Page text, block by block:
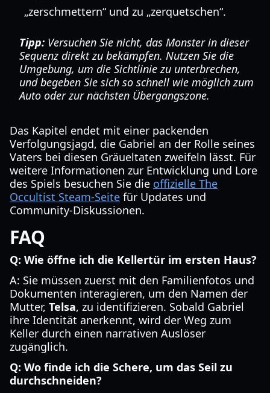
„zerschmettern“ und zu „zerquetschen“.
Tipp: Versuchen Sie nicht, das Monster in dieser
Sequenz direkt zu bekämpfen. Nutzen Sie die
Umgebung, um die Sichtlinie zu unterbrechen,
und begeben Sie sich so schnell wie möglich zum
Auto oder zur nächsten Übergangszone.
Das Kapitel endet mit einer packenden
Verfolgungsjagd, die Gabriel an der Rolle seines
Vaters bei diesen Gräueltaten zweifeln lässt. Für
weitere Informationen zur Entwicklung und Lore
des Spiels besuchen Sie die offizielle The
Occultist Steam-Seite für Updates und
Community-Diskussionen.
FAQ
Q: Wie öffne ich die Kellertür im ersten Haus?
A: Sie müssen zuerst mit den Familienfotos und
Dokumenten interagieren, um den Namen der
Mutter, Telsa, zu identifizieren. Sobald Gabriel
ihre Identität anerkennt, wird der Weg zum
Keller durch einen narrativen Auslöser
zugänglich.
Q: Wo finde ich die Schere, um das Seil zu
durchschneiden?